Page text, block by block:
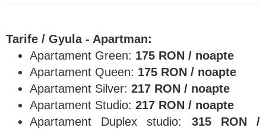
Tarife / Gyula - Apartman:
Apartament Green: 175 RON / noapte
Apartament Queen: 175 RON / noapte
Apartament Silver: 217 RON / noapte
Apartament Studio: 217 RON / noapte
Apartament Duplex studio: 315
RON /